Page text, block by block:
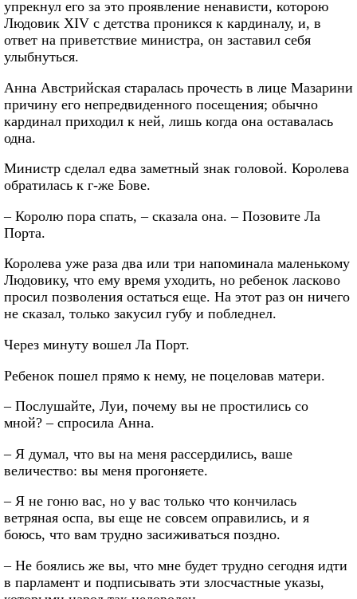
упрекнул его за это проявление ненависти, которою
Людовик XIV с детства проникся к кардиналу, и, в
ответ на приветствие министра, он заставил себя
улыбнуться.
Анна Австрийская старалась прочесть в лице Мазарини
причину его непредвиденного посещения; обычно
кардинал приходил к ней, лишь когда она оставалась
одна.
Министр сделал едва заметный знак головой. Королева
обратилась к г-же Бове.
– Королю пора спать, – сказала она. – Позовите Ла
Порта.
Королева уже раза два или три напоминала маленькому
Людовику, что ему время уходить, но ребенок ласково
просил позволения остаться еще. На этот раз он ничего
не сказал, только закусил губу и побледнел.
Через минуту вошел Ла Порт.
Ребенок пошел прямо к нему, не поцеловав матери.
– Послушайте, Луи, почему вы не простились со
мной? – спросила Анна.
– Я думал, что вы на меня рассердились, ваше
величество: вы меня прогоняете.
– Я не гоню вас, но у вас только что кончилась
ветряная оспа, вы еще не совсем оправились, и я
боюсь, что вам трудно засиживаться поздно.
– Не боялись же вы, что мне будет трудно сегодня идти
в парламент и подписывать эти злосчастные указы,